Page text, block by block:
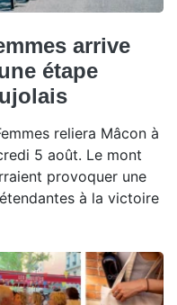
arrive
étape
reliera Mâcon à
5 août. Le mont
provoquer une
à la victoire